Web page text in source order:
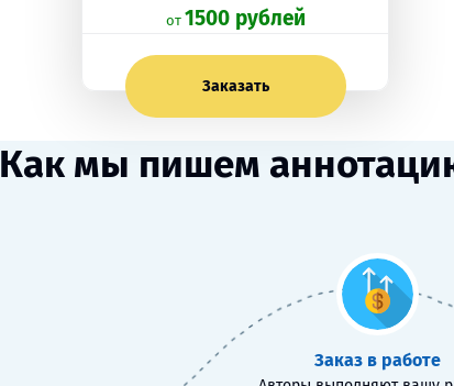
oт 1500 рублей
Заказать
Как мы пишем
Заказ в работе